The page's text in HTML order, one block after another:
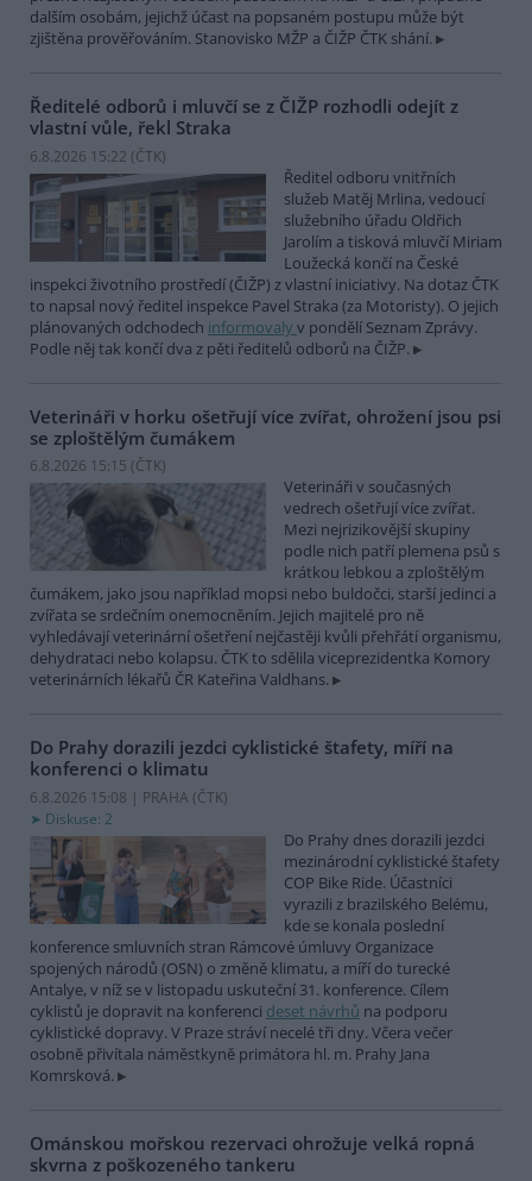
dalším osobám, jejichž účast na popsaném postupu může být
zjištěna prověřováním. Stanovisko MŽP a ČIŽP ČTK shání.
Ředitelé odborů i mluvčí se z ČIŽP rozhodli odejít z
vlastní vůle, řekl Straka
6.8.2026 15:22 (ČTK)
Ředitel odboru vnitřních
služeb Matěj Mrlina, vedoucí
služebního úřadu Oldřich
Jarolím a tisková mluvčí Miriam
Loužecká končí na České
inspekci životního prostředí (ČIŽP) z vlastní iniciativy. Na dotaz ČTK
to napsal nový ředitel inspekce Pavel Straka (za Motoristy). O jejich
plánovaných odchodech informovaly v pondělí Seznam Zprávy.
Podle něj tak končí dva z pěti ředitelů odborů na ČIŽP.
Veterináři v horku ošetřují více zvířat, ohrožení jsou psi
se zploštělým čumákem
6.8.2026 15:15 (ČTK)
Veterináři v současných
vedrech ošetřují více zvířat.
Mezi nejrizikovější skupiny
podle nich patří plemena psů s
krátkou lebkou a zploštělým
čumákem, jako jsou například mopsi nebo buldočci, starší jedinci a
zvířata se srdečním onemocněním. Jejich majitelé pro ně
vyhledávají veterinární ošetření nejčastěji kvůli přehřátí organismu,
dehydrataci nebo kolapsu. ČTK to sdělila viceprezidentka Komory
veterinárních lékařů ČR Kateřina Valdhans.
Do Prahy dorazili jezdci cyklistické štafety, míří na
konferenci o klimatu
6.8.2026 15:08 | PRAHA (ČTK)
Diskuse: 2
Do Prahy dnes dorazili jezdci
mezinárodní cyklistické štafety
COP Bike Ride. Účastníci
vyrazili z brazilského Belému,
kde se konala poslední
konference smluvních stran Rámcové úmluvy Organizace
spojených národů (OSN) o změně klimatu, a míří do turecké
Antalye, v níž se v listopadu uskuteční 31. konference. Cílem
cyklistů je dopravit na konferenci deset návrhů na podporu
cyklistické dopravy. V Praze stráví necelé tři dny. Včera večer
osobně přivítala náměstkyně primátora hl. m. Prahy Jana
Komrsková.
Ománskou mořskou rezervaci ohrožuje velká ropná
skvrna z poškozeného tankeru